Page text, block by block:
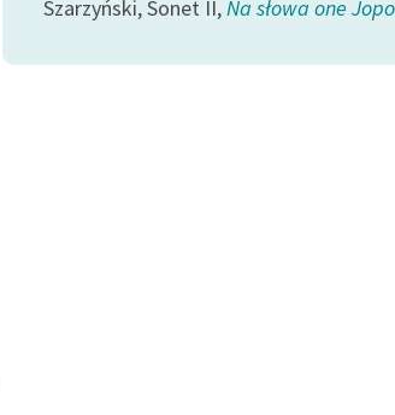
Szarzyński, Sonet II,Na słowa one